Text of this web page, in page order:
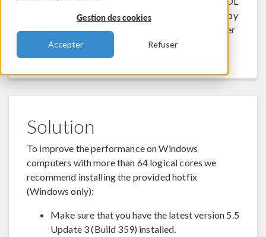
Gestion des cookies
Accepter Refuser
Server can be inefficient. You might observe this by
inspecting the core utilization in the Task Manager
or by means of longer run times than expected.
Solution
To improve the performance on Windows
computers with more than 64 logical cores we
recommend installing the provided hotfix
(Windows only):
Make sure that you have the latest version 5.5
Update 3 (Build 359) installed.